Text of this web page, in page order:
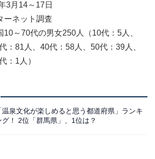
3月14～17日
ーネット調査
10～70代の男女250人（10代：5人、
：81人、40代：58人、50代：39人、
：1人）
温泉文化が楽しめると思う都道府県」ランキ
グ！ 2位「群馬県」、1位は？